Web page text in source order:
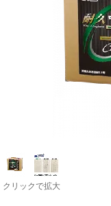
クリックで拡大